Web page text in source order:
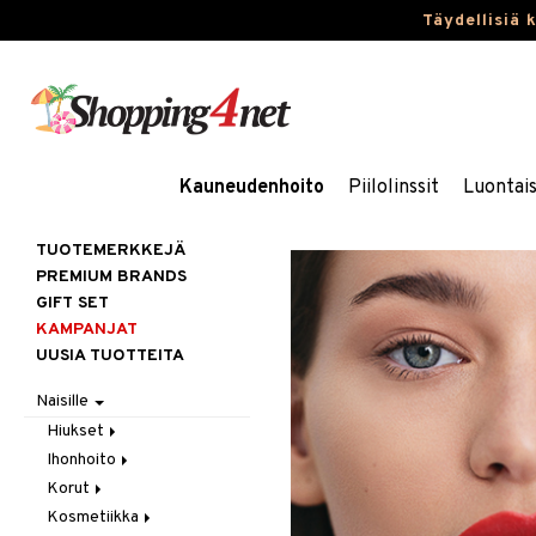
Täydellisiä
Kauneudenhoito Piilolinssit
TUOTEMERKKEJÄ
PREMIUM BRANDS
GIFT SET
KAMPANJAT
UUSIA TUOTTEITA
Naisille
Hiukset
Gift Set
Harjat / Kammat
Hiuskuurit
Ihonhoito
Aurinkotuotteet
Erikoistuotteet
Korut
Kaulakorut
Kosmetiikka